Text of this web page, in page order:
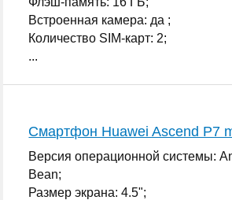
Встроенная камера: да ;
Количество SIM-карт: 2;
...
Смартфон Huawei Ascend P7
Версия операционной системы:
Bean;
Размер экрана: 4.5";